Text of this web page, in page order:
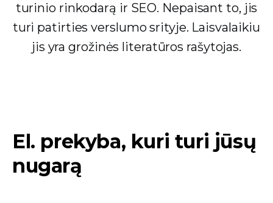
turinio rinkodarą ir SEO. Nepaisant to, jis
turi patirties verslumo srityje. Laisvalaikiu
jis yra grožinės literatūros rašytojas.
El. prekyba, kuri turi jūsų
nugarą